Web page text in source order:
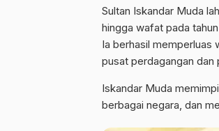
Sultan Iskandar Muda
hingga wafat pada
Ia berhasil memperluas
pusat perdagangan dan
Iskandar Muda
berbagai negara, dan